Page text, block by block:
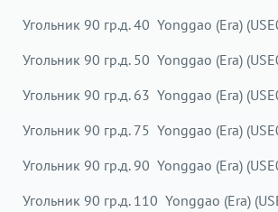
Угольник 90 гр.д. 40 Yonggao (Era)
Угольник 90 гр.д. 50 Yonggao (Era)
Угольник 90 гр.д. 63 Yonggao (Era)
Угольник 90 гр.д. 75 Yonggao (Era)
Угольник 90 гр.д. 90 Yonggao (Era)
Угольник 90 гр.д. 110 Yonggao (Era)